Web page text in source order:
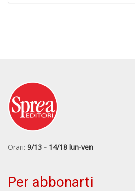
Orari: 9/13 - 14/18 lun-ven
Per abbonarti